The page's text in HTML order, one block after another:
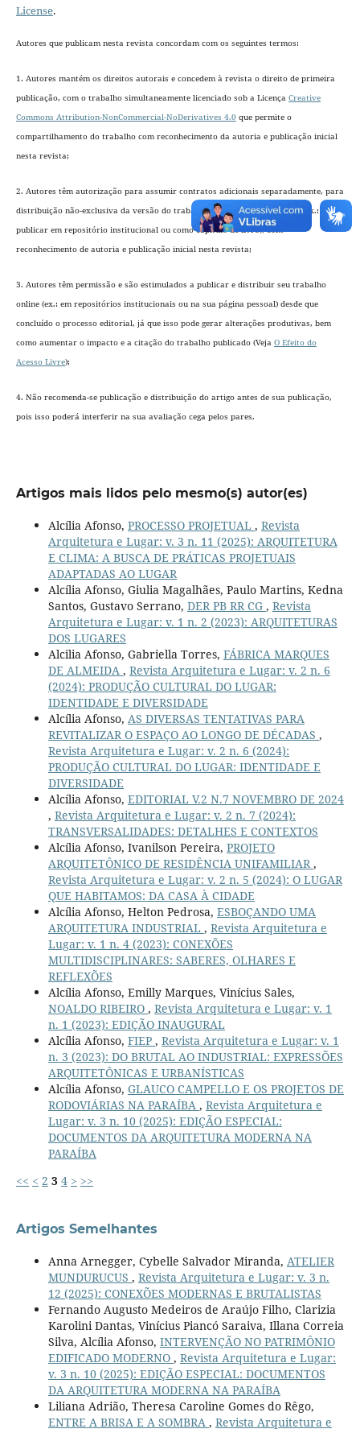
License.
Autores que publicam nesta revista concordam com os seguintes termos:
1. Autores mantém os direitos autorais e concedem à revista o direito de primeira
publicação, com o trabalho simultaneamente licenciado sob a Licença Creative
Commons Attribution-NonCommercial-NoDerivatives 4.0 que permite o
compartilhamento do trabalho com reconhecimento da autoria e publicação inicial
nesta revista;
2. Autores têm autorização para assumir contratos adicionais separadamente, para
distribuição não-exclusiva da versão do trabalho publicada nesta revista (ex.:
publicar em repositório institucional ou como capítulo de livro), com
reconhecimento de autoria e publicação inicial nesta revista;
3. Autores têm permissão e são estimulados a publicar e distribuir seu trabalho
online (ex.: em repositórios institucionais ou na sua página pessoal) desde que
concluído o processo editorial, já que isso pode gerar alterações produtivas, bem
como aumentar o impacto e a citação do trabalho publicado (Veja O Efeito do
Acesso Livre);
4. Não recomenda-se publicação e distribuição do artigo antes de sua publicação,
pois isso poderá interferir na sua avaliação cega pelos pares.
Artigos mais lidos pelo mesmo(s) autor(es)
Alcília Afonso, PROCESSO PROJETUAL , Revista
Arquitetura e Lugar: v. 3 n. 11 (2025): ARQUITETURA
E CLIMA: A BUSCA DE PRÁTICAS PROJETUAIS
ADAPTADAS AO LUGAR
Alcília Afonso, Giulia Magalhães, Paulo Martins, Kedna
Santos, Gustavo Serrano, DER PB RR CG , Revista
Arquitetura e Lugar: v. 1 n. 2 (2023): ARQUITETURAS
DOS LUGARES
Alcilia Afonso, Gabriella Torres, FÁBRICA MARQUES
DE ALMEIDA , Revista Arquitetura e Lugar: v. 2 n. 6
(2024): PRODUÇÃO CULTURAL DO LUGAR:
IDENTIDADE E DIVERSIDADE
Alcília Afonso, AS DIVERSAS TENTATIVAS PARA
REVITALIZAR O ESPAÇO AO LONGO DE DÉCADAS ,
Revista Arquitetura e Lugar: v. 2 n. 6 (2024):
PRODUÇÃO CULTURAL DO LUGAR: IDENTIDADE E
DIVERSIDADE
Alcília Afonso, EDITORIAL V.2 N.7 NOVEMBRO DE 2024
, Revista Arquitetura e Lugar: v. 2 n. 7 (2024):
TRANSVERSALIDADES: DETALHES E CONTEXTOS
Alcília Afonso, Ivanilson Pereira, PROJETO
ARQUITETÔNICO DE RESIDÊNCIA UNIFAMILIAR,
Revista Arquitetura e Lugar: v. 2 n. 5 (2024): O LUGAR
QUE HABITAMOS: DA CASA À CIDADE
Alcília Afonso, Helton Pedrosa, ESBOÇANDO UMA
ARQUITETURA INDUSTRIAL , Revista Arquitetura e
Lugar: v. 1 n. 4 (2023): CONEXÕES
MULTIDISCIPLINARES: SABERES, OLHARES E
REFLEXÕES
Alcília Afonso, Emilly Marques, Vinícius Sales,
NOALDO RIBEIRO , Revista Arquitetura e Lugar: v. 1
n. 1 (2023): EDIÇÃO INAUGURAL
Alcília Afonso, FIEP , Revista Arquitetura e Lugar: v. 1
n. 3 (2023): DO BRUTAL AO INDUSTRIAL: EXPRESSÕES
ARQUITETÔNICAS E URBANÍSTICAS
Alcília Afonso, GLAUCO CAMPELLO E OS PROJETOS DE
RODOVIÁRIAS NA PARAÍBA , Revista Arquitetura e
Lugar: v. 3 n. 10 (2025): EDIÇÃO ESPECIAL:
DOCUMENTOS DA ARQUITETURA MODERNA NA
PARAÍBA
<< < 2 3 4 > >>
Artigos Semelhantes
Anna Arnegger, Cybelle Salvador Miranda, ATELIER
MUNDURUCUS , Revista Arquitetura e Lugar: v. 3 n.
12 (2025): CONEXÕES MODERNAS E BRUTALISTAS
Fernando Augusto Medeiros de Araújo Filho, Clarizia
Karolini Dantas, Vinícius Piancó Saraiva, Illana Correia
Silva, Alcília Afonso, INTERVENÇÃO NO PATRIMÔNIO
EDIFICADO MODERNO , Revista Arquitetura e Lugar:
v. 3 n. 10 (2025): EDIÇÃO ESPECIAL: DOCUMENTOS
DA ARQUITETURA MODERNA NA PARAÍBA
Liliana Adrião, Theresa Caroline Gomes do Rêgo,
ENTRE A BRISA E A SOMBRA , Revista Arquitetura e